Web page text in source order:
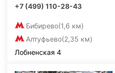
+7 (499) 110-28-43
Бибирево(1,6 км)
Алтуфьево(2,35 км)
Лобненская 4